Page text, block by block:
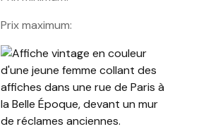
Prix maximum: